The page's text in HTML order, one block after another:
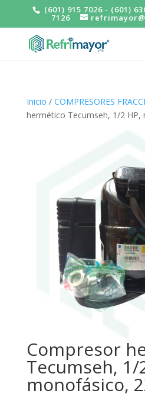
(601) 915 7026 - (601)
7126
Inicio / COMPRESORES
hermético Tecumseh, 1/2 HP,
Compresor
Tecumseh, 1/
monofásico,